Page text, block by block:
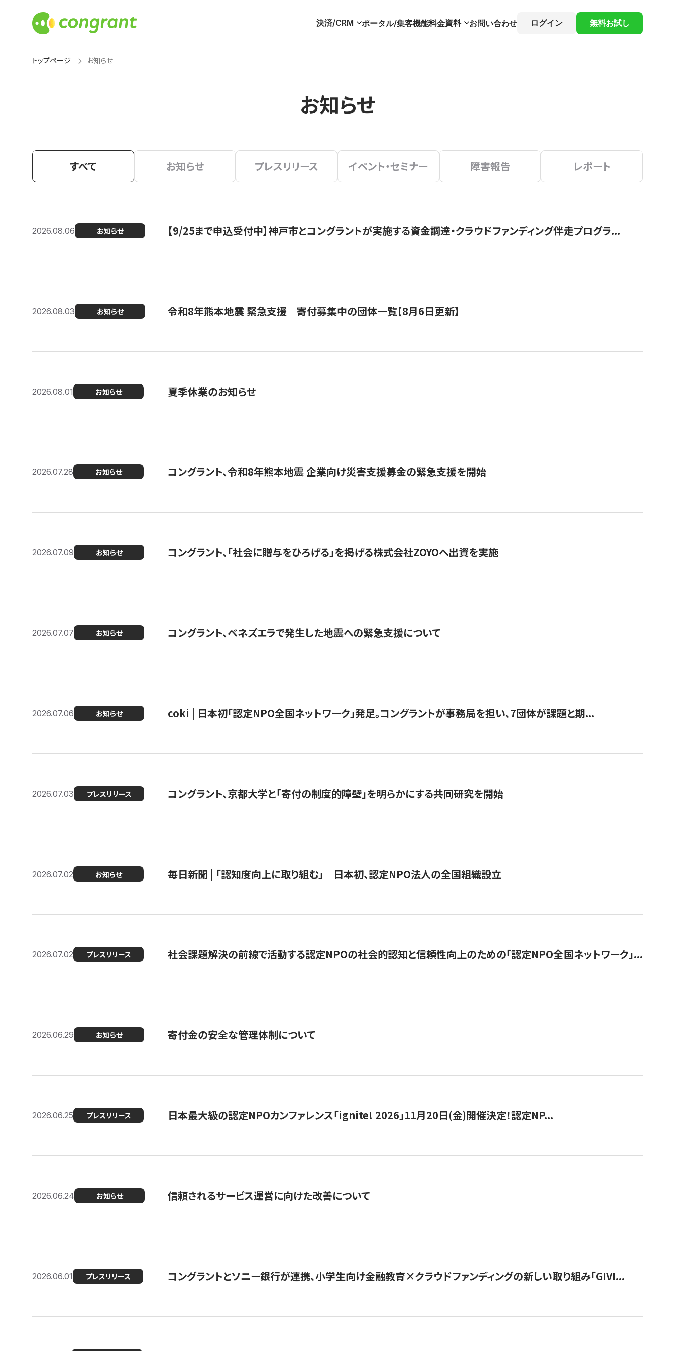
決済/CRM ポータル/集客機能料金資料 お問い合わせ ログイン 無料お試し
トップページ お知らせ
お知らせ
すべて お知らせ プレスリリース イベント・セミナー 障害報告 レポート
2026.08.06 お知らせ 【9/25まで申込受付中】神戸市とコングラントが実施する資金調達・クラウドファンディング伴走プログラ...
2026.08.03 お知らせ 令和8年熊本地震 緊急支援｜寄付募集中の団体一覧【8月6日更新】
2026.08.01 お知らせ 夏季休業のお知らせ
2026.07.28 お知らせ コングラント、令和8年熊本地震 企業向け災害支援募金の緊急支援を開始
2026.07.09 お知らせ コングラント、「社会に贈与をひろげる」を掲げる株式会社ZOYOへ出資を実施
2026.07.07 お知らせ コングラント、ベネズエラで発生した地震への緊急支援について
2026.07.06 お知らせ coki | 日本初「認定NPO全国ネットワーク」発足。コングラントが事務局を担い、7団体が課題と期...
2026.07.03 プレスリリース コングラント、京都大学と「寄付の制度的障壁」を明らかにする共同研究を開始
2026.07.02 お知らせ 毎日新聞 | 「認知度向上に取り組む」 日本初、認定NPO法人の全国組織設立
2026.07.02 プレスリリース 社会課題解決の前線で活動する認定NPOの社会的認知と信頼性向上のための「認定NPO全国ネットワーク」...
2026.06.29 お知らせ 寄付金の安全な管理体制について
2026.06.25 プレスリリース 日本最大級の認定NPOカンファレンス「ignite! 2026」11月20日(金)開催決定！認定NP...
2026.06.24 お知らせ 信頼されるサービス運営に向けた改善について
2026.06.01 プレスリリース コングラントとソニー銀行が連携、小学生向け金融教育×クラウドファンディングの新しい取り組み「GIVI...